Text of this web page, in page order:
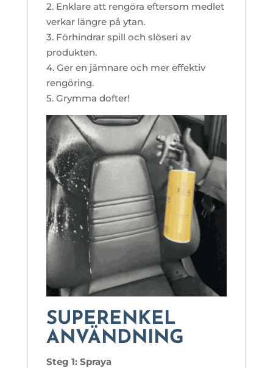
2. Enklare att rengöra eftersom medlet
verkar längre på ytan.
3. Förhindrar spill och slöseri av
produkten.
4. Ger en jämnare och mer effektiv
rengöring.
5. Grymma dofter!
SUPERENKEL
ANVÄNDNING
Steg 1: Spraya